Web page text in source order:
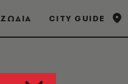
ΖΩΔΙΑ CITY GUIDE